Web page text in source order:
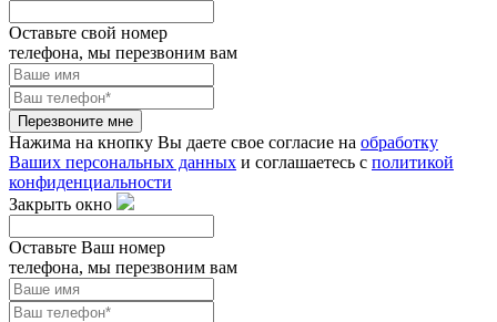
Оставьте свой номер
телефона, мы перезвоним вам
Перезвоните мне
Нажима на кнопку Вы даете свое согласие на обработку
Ваших персональных данных и соглашаетесь с политикой
конфиденциальности
Закрыть окно
Оставьте Ваш номер
телефона, мы перезвоним вам